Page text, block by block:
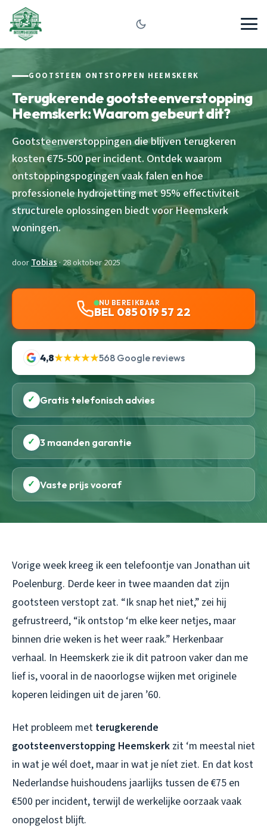
GOOTSTEEN ONTSTOPPEN HEEMSKERK
Terugkerende gootsteenverstopping
Heemskerk: Waarom gebeurt dit?
Gootsteenverstoppingen die blijven terugkeren
kosten €75-500 per incident. Ontdek waarom
ontstoppingspogingen vaak falen en hoe
professionele hydrojetting met 95% effectiviteit
structurele oplossingen biedt voor Heemskerk
woningen.
doorTobias· 28 oktober 2025
NU BEREIKBAAR
BEL 085 019 57 22
4,8★★★★★568 Google reviews
✓ Gratis telefonisch advies
✓ 3 maanden garantie
✓ Vaste prijs vooraf
Vorige week kreeg ik een telefoontje van Jonathan uit
Poelenburg. Derde keer in twee maanden dat zijn
gootsteen verstopt zat. “Ik snap het niet,” zei hij
gefrustreerd, “ik ontstop ‘m elke keer netjes, maar
binnen drie weken is het weer raak.” Herkenbaar
verhaal. In Heemskerk zie ik dit patroon vaker dan me
lief is, vooral in de naoorlogse wijken met originele
koperen leidingen uit de jaren ’60.
Het probleem met terugkerende
gootsteenverstopping Heemskerk zit ‘m meestal niet
in wat je wél doet, maar in wat je níet ziet. En dat kost
Nederlandse huishoudens jaarlijks tussen de €75 en
€500 per incident, terwijl de werkelijke oorzaak vaak
onopgelost blijft.